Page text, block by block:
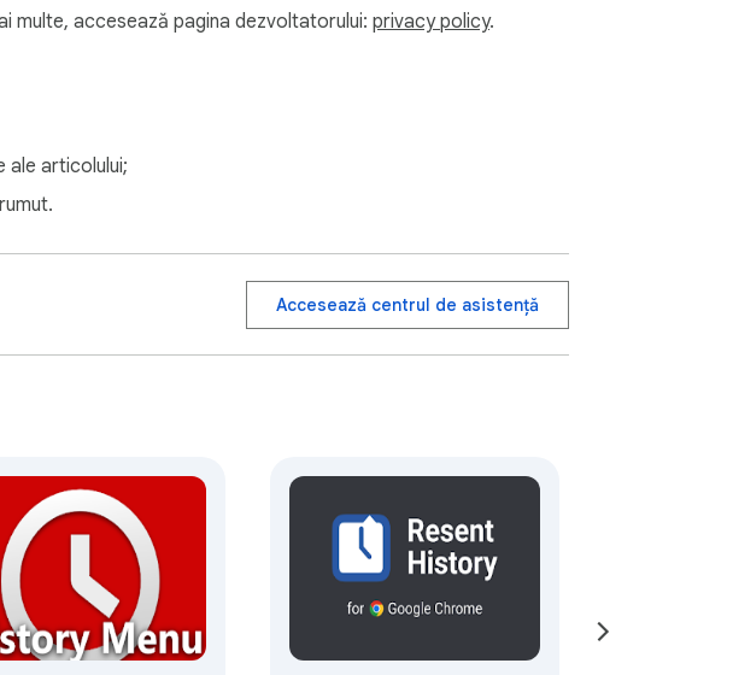
multe, accesează pagina dezvoltatorului: privacy policy.
ale articolului;
Accesează centrul de asistență